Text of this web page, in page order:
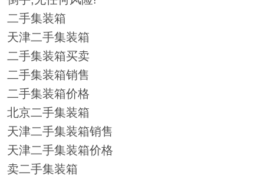
二手集装箱
天津二手集装箱
二手集装箱买卖
二手集装箱销售
二手集装箱价格
北京二手集装箱
天津二手集装箱销售
天津二手集装箱价格
卖二手集装箱